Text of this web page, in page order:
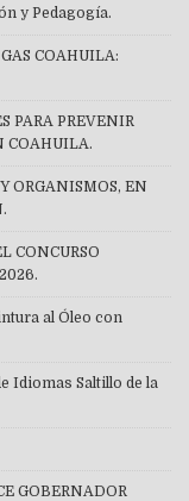
y Pedagogía.
COAHUILA:
PARA PREVENIR
COAHUILA.
ORGANISMOS, EN
CONCURSO
al Óleo con
Idiomas Saltillo de la
GOBERNADOR